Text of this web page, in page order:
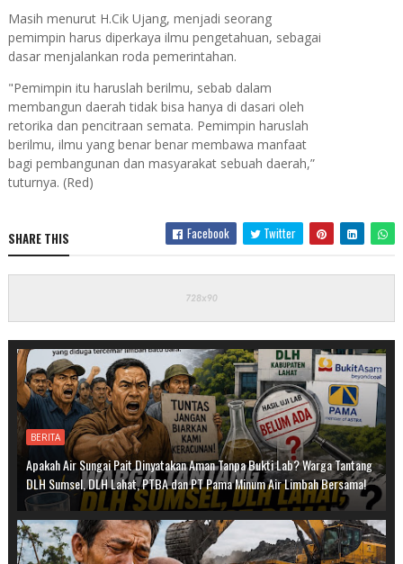
Masih menurut H.Cik Ujang, menjadi seorang
pemimpin harus diperkaya ilmu pengetahuan, sebagai
dasar menjalankan roda pemerintahan.
"Pemimpin itu haruslah berilmu, sebab dalam
membangun daerah tidak bisa hanya di dasari oleh
retorika dan pencitraan semata. Pemimpin haruslah
berilmu, ilmu yang benar benar membawa manfaat
bagi pembangunan dan masyarakat sebuah daerah,”
tuturnya. (Red)
SHARE THIS Facebook Twitter
BERITA
Apakah Air Sungai Pait Dinyatakan Aman Tanpa Bukti Lab? Warga Tantang
DLH Sumsel, DLH Lahat, PTBA dan PT Pama Minum Air Limbah Bersama!